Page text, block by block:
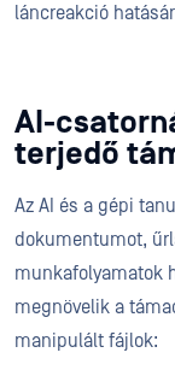
láncreakció
AI-
terjedő
Az AI és a gépi
dokumentumot,
munkafolyamatok
megnövelik a
manipulált fájlok: